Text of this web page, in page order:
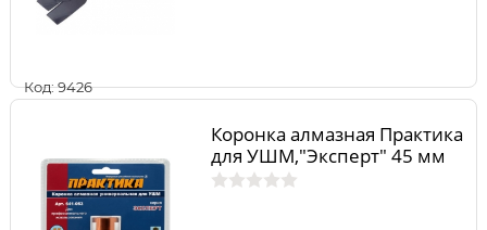
Код: 9426
Коронка алмазная Практика
для УШМ,"Эксперт" 45 мм